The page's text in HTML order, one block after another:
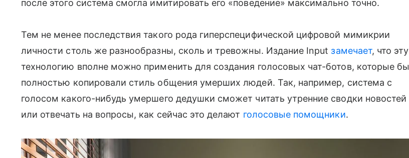
после этого система смогла имитировать его «поведение» максимально точно.
Тем не менее последствия такого рода гиперспецифической цифровой мимикрии
личности столь же разнообразны, сколь и тревожны. Издание Input замечает, что эту
технологию вполне можно применить для создания голосовых чат-ботов, которые бы
полностью копировали стиль общения умерших людей. Так, например, система с
голосом какого-нибудь умершего дедушки сможет читать утренние сводки новостей
или отвечать на вопросы, как сейчас это делают голосовые помощники.